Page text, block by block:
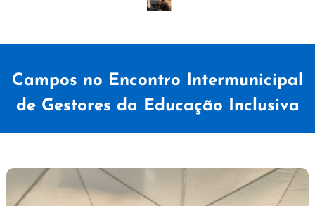
Campos no Encontro Intermunicipal
de Gestores da Educação Inclusiva